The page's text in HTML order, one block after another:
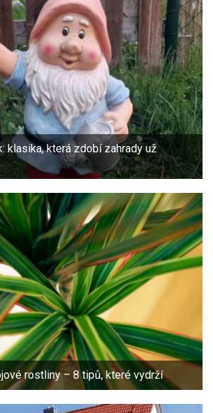
klasika, která zdobí zahrady už
rostliny – 8 tipů, které vydrží